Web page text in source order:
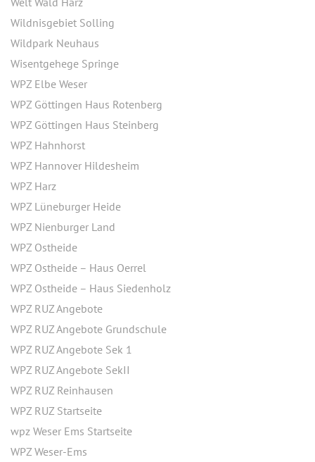
Wildnisgebiet Solling
Wildpark Neuhaus
Wisentgehege Springe
WPZ Elbe Weser
WPZ Göttingen Haus Rotenberg
WPZ Göttingen Haus Steinberg
WPZ Hahnhorst
WPZ Hannover Hildesheim
WPZ Harz
WPZ Lüneburger Heide
WPZ Nienburger Land
WPZ Ostheide
WPZ Ostheide – Haus Oerrel
WPZ Ostheide – Haus Siedenholz
WPZ RUZ Angebote
WPZ RUZ Angebote Grundschule
WPZ RUZ Angebote Sek 1
WPZ RUZ Angebote SekII
WPZ RUZ Reinhausen
WPZ RUZ Startseite
wpz Weser Ems Startseite
WPZ Weser-Ems